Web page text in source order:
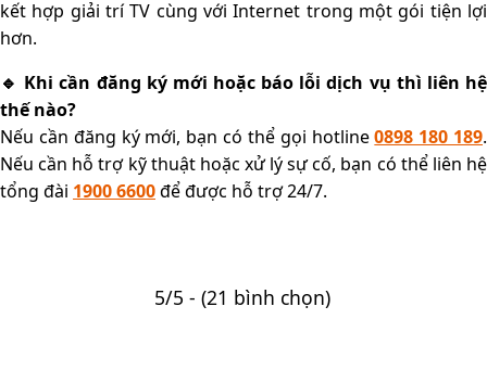
kết hợp giải trí TV cùng với Internet trong một gói tiện lợi
hơn.
🔹 Khi cần đăng ký mới hoặc báo lỗi dịch vụ thì liên hệ
thế nào?
Nếu cần đăng ký mới, bạn có thể gọi hotline0898 180 189.
Nếu cần hỗ trợ kỹ thuật hoặc xử lý sự cố, bạn có thể liên hệ
tổng đài 1900 6600để được hỗ trợ 24/7.
5/5 - (21 bình chọn)